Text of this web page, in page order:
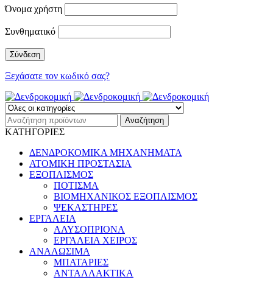
Όνομα χρήστη
Συνθηματικό
Ξεχάσατε τον κωδικό σας?
ΚΑΤΗΓΟΡΙΕΣ
ΔΕΝΔΡΟΚΟΜΙΚΑ ΜΗΧΑΝΗΜΑΤΑ
ΑΤΟΜΙΚΗ ΠΡΟΣΤΑΣΙΑ
ΕΞΟΠΛΙΣΜΟΣ
ΠΟΤΙΣΜΑ
ΒΙΟΜΗΧΑΝΙΚΟΣ ΕΞΟΠΛΙΣΜΟΣ
ΨΕΚΑΣΤΗΡΕΣ
ΕΡΓΑΛΕΙΑ
ΑΛΥΣΟΠΡΙΟΝΑ
ΕΡΓΑΛΕΙΑ ΧΕΙΡΟΣ
ΑΝΑΛΩΣΙΜΑ
ΜΠΑΤΑΡΙΕΣ
ΑΝΤΑΛΛΑΚΤΙΚΑ